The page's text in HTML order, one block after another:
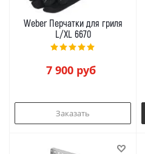
Weber Перчатки для гриля
L/XL 6670
7 900руб
Заказать